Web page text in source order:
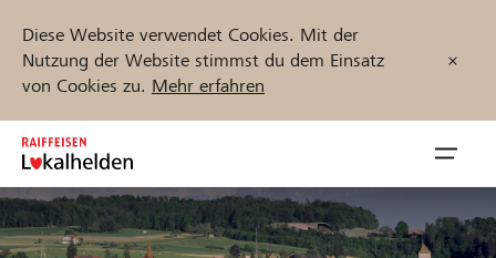
Diese Website verwendet Cookies. Mit der
Nutzung der Website stimmst du dem Einsatz
von Cookies zu. Mehr erfahren
Zum
Inhalt
springen
öffnen